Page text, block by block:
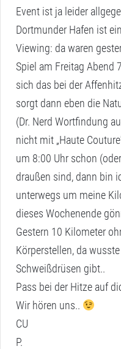
Event ist ja leider
Dortmunder Hafen ist
Viewing: da waren
Spiel am Freitag Abend
sich das bei der
sorgt dann eben die
(Dr. Nerd Wortfindung
nicht mit „Haute
um 8:00 Uhr schon
draußen sind, dann bin
unterwegs um meine
dieses Wochenende
Gestern 10 Kilometer
Körperstellen, da
Schweißdrüsen gibt..
Pass bei der Hitze auf
Wir hören uns..
CU
P.